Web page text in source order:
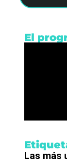
El
Las más